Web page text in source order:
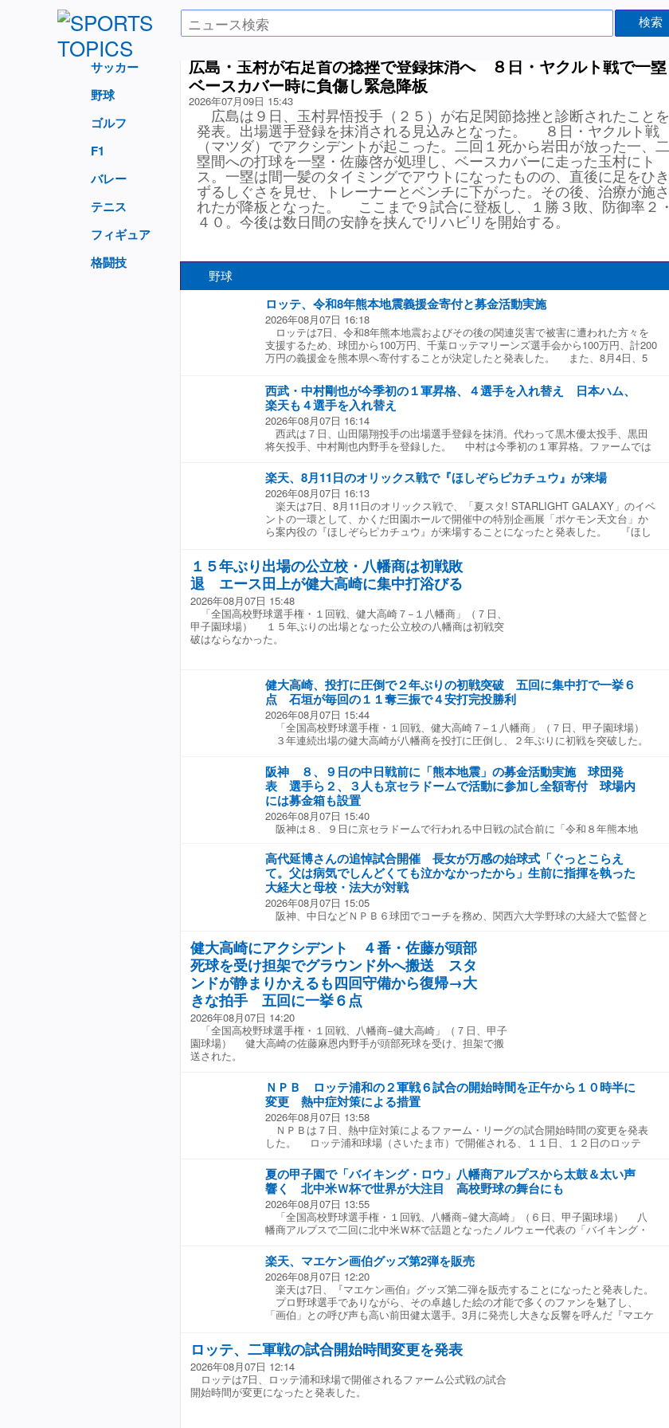
検索
サッカー
野球
ゴルフ
F1
バレー
テニス
フィギュア
格闘技
広島・玉村が右足首の捻挫で登録抹消へ ８日・ヤクルト戦で一塁
ベースカバー時に負傷し緊急降板
2026年07月09日 15:43
広島は９日、玉村昇悟投手（２５）が右足関節捻挫と診断されたことを
発表。出場選手登録を抹消される見込みとなった。 ８日・ヤクルト戦
（マツダ）でアクシデントが起こった。二回１死から岩田が放った一、二
塁間への打球を一塁・佐藤啓が処理し、ベースカバーに走った玉村にト
ス。一塁は間一髪のタイミングでアウトになったものの、直後に足をひき
ずるしぐさを見せ、トレーナーとベンチに下がった。その後、治療が施さ
れたが降板となった。 ここまで９試合に登板し、１勝３敗、防御率２・
４０。今後は数日間の安静を挟んでリハビリを開始する。
野球
ロッテ、令和8年熊本地震義援金寄付と募金活動実施
2026年08月07日 16:18
ロッテは7日、令和8年熊本地震およびその後の関連災害で被害に遭われた方々を
支援するため、球団から100万円、千葉ロッテマリーンズ選手会から100万円、計200
万円の義援金を熊本県へ寄付することが決定したと発表した。 また、8月4日、5
を対象に義援金募金活動を実施している。今回の募金についても、球団および千葉
ロッテマリーンズ選手会からの義援金とあわせて熊本県へ寄付し、令和8年熊本地震
およびその後の関連災害で被害に遭われた方々の支援に役立てていく。8月4日には
29名の選手が募金活動に参加した。 試合前練習終了後の約30分間、選手たちは募
金箱を持って来場者を迎え、募金に協力した一人ひとりに「ありがとうございま
す」と感謝の言葉を掛けながら活動を行った。当日は約500名の方々に協力してもら
熊本への思いを語った。 ▼ 廣池康志郎投手コメント 「大学4年間を過ごした熊本
は、自分にとっても特別な場所です。知人や後輩の中にも被害を受けた方がいて、
一日も早く復旧・復興してほしいという思いがあります。今回の募金が少しでも被
災された皆さまの力になればと思います。多くのファンの皆さまが募金活動に協力
してくださり、本当にありがたく感じました。自分にできることは限られています
が、マウンドで元気よくプレーする姿を見ていただき、少しでも元気や勇気を届け
西武・中村剛也が今季初の１軍昇格、４選手を入れ替え 日本ハム、
楽天も４選手を入れ替え
2026年08月07日 16:14
西武は７日、山田陽翔投手の出場選手登録を抹消。代わって黒木優太投手、黒田
将矢投手、中村剛也内野手を登録した。 中村は今季初の１軍昇格。ファームでは
本ハムが細野晴希投手、清水優心捕手を抹消し、吉田賢吾捕手、カストロ内野手を
登録。楽天は岸孝之投手、浅村栄斗内野手を抹消し、ウレーニャ投手、金子京介内
野手を登録した。 ソフトバンクは中村稔弥投手を抹消し、小林樹斗投手を登録。
オリックスは山田修義投手を抹消し、富山凌雅投手を登録。ロッテは高橋快秀投手
を登録した。
楽天、8月11日のオリックス戦で『ほしぞらピカチュウ』が来場
2026年08月07日 16:13
楽天は7日、8月11日のオリックス戦で、「夏スタ! STARLIGHT GALAXY」のイベ
ントの一環として、かくだ田園ホールで開催中の特別企画展「ポケモン天文台」か
ら案内役の『ほしぞらピカチュウ』が来場することになったと発表した。 『ほし
Supported by セブン-イレブン」への出演等、フィールドにも登場する。
１５年ぶり出場の公立校・八幡商は初戦敗
退 エース田上が健大高崎に集中打浴びる
2026年08月07日 15:48
「全国高校野球選手権・１回戦、健大高崎７−１八幡商」（７日、
甲子園球場） １５年ぶりの出場となった公立校の八幡商は初戦突
破はならなかった。
健大高崎、投打に圧倒で２年ぶりの初戦突破 五回に集中打で一挙６
点 石垣が毎回の１１奪三振で４安打完投勝利
2026年08月07日 15:44
「全国高校野球選手権・１回戦、健大高崎７−１八幡商」（７日、甲子園球場）
３年連続出場の健大高崎が八幡商を投打に圧倒し、２年ぶりに初戦を突破した。
の２番手・田上を攻め、１死一塁から大岩の中越え適時二塁打で２点目を挙げた。
さらに四球で１死一、二塁とすると、ここから４連打と集中打を見せて、この回一
挙６点を挙げた。 投げては先発の石垣が毎回の１１三振を奪う力投で４安打完封
勝利を挙げた。
阪神 ８、９日の中日戦前に「熊本地震」の募金活動実施 球団発
表 選手ら２、３人も京セラドームで活動に参加し全額寄付 球場内
には募金箱も設置
2026年08月07日 15:40
阪神は８、９日に京セラドームで行われる中日戦の試合前に「令和８年熊本地
定。選手らは２日間とも午後４時１０分から約２０分間、京セラドーム大阪２階の
「ＳＴＡＤＩＵＭ Ｂ−ＳＩＴＥ」（スタジアムモール内南口付近）で募金活動に参
加。選手の募金活動終了後は阪神タイガースＯＢ会、球団職員らが引き継ぎ、午後
６時まで募金を受け付けている。 両日とも、開場から７回終了まで球場内３階の
コンコース内２カ所（内野側インフォメーション、外野側１１番ゲート付近）に募
金箱を設置する。受け付けた義援金は全額、被災地へ寄付される。
高代延博さんの追悼試合開催 長女が万感の始球式「ぐっとこらえ
て。父は病気でしんどくても泣かなかったから」生前に指揮を執った
大経大と母校・法大が対戦
2026年08月07日 15:05
阪神、中日などＮＰＢ６球団でコーチを務め、関西六大学野球の大経大で監督と
大阪府茨木市の大阪経済大学茨木グラウンドで開催された。高代さんが２０２３年
から亡くなるまで監督と務めた大経大と、高代さんの母校である法大が対戦した。
試合前には追悼セレモニーが行われ、本塁に設置された献花台に両チームの監
督、主将らが花を供えた。その後、両チームの選手や出席者が黙とうを捧げた。
始球式には高代さんの娘・千夏さんが登場。高代さんがＷＢＣで使用したユニホー
ムとグラブでマウンドに立ち、ワンバウンド投球を見せた。「感謝しかないです
ね。両校さんのご配慮によって行われたので。父も喜んでいると思います」と感
謝。高代さんを思い出すことはなかったか問われると、「ぐっとこらえてやらない
と。父は病気でしんどくても泣かなかったから。たった１球のことですけど、なん
とお世話してたので、心に穴が開いたみたいな形にはなってますけど…。こういっ
た経験も父が野球人じゃなかったらできませんし、いろんな方との縁をつないでく
れたことが、父が残してくれた財産だと思っているので。これからも皆さんとの縁
をつないでいけたらなとは思っています」としみじみ話した。 高代さんは智弁学
園から法大、東芝を経て、１９７８年度ドラフト１位で日本ハムに入団。８９年に
広島移籍後、同年に現役を引退した。 引退後は広島、中日（２回）、日本ハム、
から阪神１軍内野守備走塁コーチ、作戦コーチなどを歴任して２０年に退団した。
０９、１３年にはＷＢＣ日本代表で内野守備走塁コーチも務めた。２３年から大
経大野球部の監督に就任。２５年１２月９日に食道胃接合部がんのため死去した。
健大高崎にアクシデント ４番・佐藤が頭部
死球を受け担架でグラウンド外へ搬送 スタ
ンドが静まりかえるも四回守備から復帰→大
きな拍手 五回に一挙６点
2026年08月07日 14:20
「全国高校野球選手権・１回戦、八幡商−健大高崎」（７日、甲子
園球場） 健大高崎の佐藤麻恩内野手が頭部死球を受け、担架で搬
送された。
ＮＰＢ ロッテ浦和の２軍戦６試合の開始時間を正午から１０時半に
変更 熱中症対策による措置
2026年08月07日 13:58
ＮＰＢは７日、熱中症対策によるファーム・リーグの試合開始時間の変更を発表
した。 ロッテ浦和球場（さいたま市）で開催される、１１日、１２日のロッテ
クルト戦の開始がすべて１２時から１０時３０分に変更となる。 同球場では、７
月２２日の１２時開始のロッテ−オリックス戦で熱中症の疑いがある体調不良者が複
数発生し、試合続行が困難となり主催球団の判断でノーゲームとなっていた。 こ
うした事態を受けてＮＰＢは今月３日に熱中症対策を決定。屋外での２軍戦のデー
ゲームに関して、試合開始時間の変更や中止を主催球団が決められるようになって
いる。
夏の甲子園で「バイキング・ロウ」八幡商アルプスから太鼓＆太い声
響く 北中米Ｗ杯で世界が大注目 高校野球の舞台にも
2026年08月07日 13:55
「全国高校野球選手権・１回戦、八幡商−健大高崎」（６日、甲子園球場） 八
幡商アルプスで二回に北中米Ｗ杯で話題となったノルウェー代表の「バイキング・
と、一塁アルプスから太鼓の音とともに「ロウ！」という声が響いた。６月から７
月にかけて開催された北中米Ｗ杯で話題となったノルウェー代表の「バイキング・
ロウ」。勝利後にピッチの選手とスタンドのファンが一緒に船をこぐ姿が世界の注
目を集めた。 １５年ぶり８回目となる夏の甲子園出場を果たした八幡商。古豪復
活ということもあり、この日はアルプススタンドに多くの応援団が詰めかけた。試
合開始直後で８割程度が埋まっており、圧倒的な声量が甲子園に響いていた。
楽天、マエケン画伯グッズ第2弾を販売
2026年08月07日 12:20
楽天は7日、『マエケン画伯』グッズ第二弾を販売することになったと発表した。
プロ野球選手でありながら、その卓越した絵の才能で多くのファンを魅了し、
「画伯」との呼び声も高い前田健太選手。3月に発売し大きな反響を呼んだ『マエケ
人の希望により、夏場のチーム移動時に選手が着用できるよう、ポロシャツに合う
「イヌワシ」のイラストを描き下ろした。 その他、第一弾同様にTシャツやタオ
ル、トートバッグ等が登場。8月11日（火・祝）から楽天イーグルス グッズショッ
プ スタジアム店チームショップおよびエスパル仙台店と、オンラインショップで販
売を開始する。 なお、楽天イーグルス公式YouTubeチャンネルでは、『マエケン
画伯』が第2弾グッズ用のイラストを描き下ろす様子を公開している。 ▼ 商品ライ
ロッテ、二軍戦の試合開始時間変更を発表
2026年08月07日 12:14
ロッテは7日、ロッテ浦和球場で開催されるファーム公式戦の試合
開始時間が変更になったと発表した。